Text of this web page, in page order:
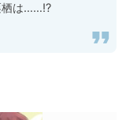
栖は……!?